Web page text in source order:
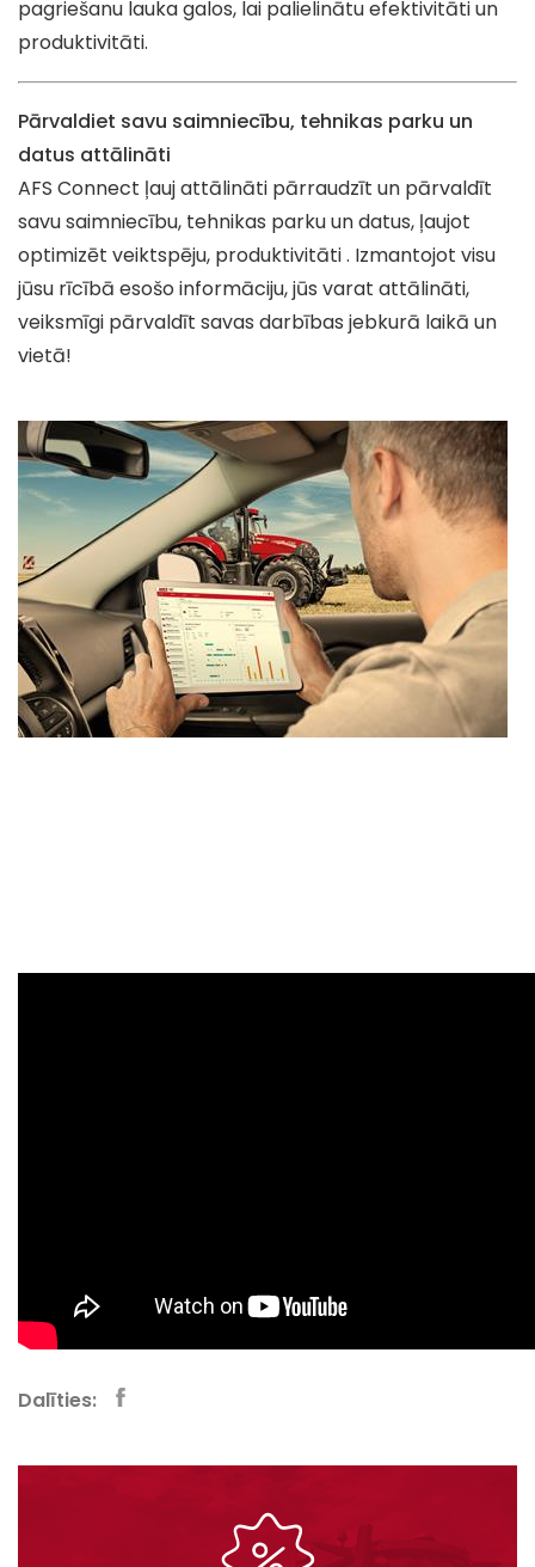
pagriešanu lauka galos, lai palielinātu efektivitāti un
produktivitāti.
Pārvaldiet savu saimniecību, tehnikas parku un
datus attālināti
AFS Connect ļauj attālināti pārraudzīt un pārvaldīt
savu saimniecību, tehnikas parku un datus, ļaujot
optimizēt veiktspēju, produktivitāti . Izmantojot visu
jūsu rīcībā esošo informāciju, jūs varat attālināti,
veiksmīgi pārvaldīt savas darbības jebkurā laikā un
vietā!
Dalīties: